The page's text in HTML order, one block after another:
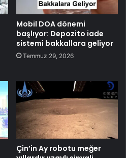
Mobil DOA dönemi
başlıyor: Depozito iade
sistemi bakkallara geliyor
Temmuz 29, 2026
Çin’in Ay robotu meğer